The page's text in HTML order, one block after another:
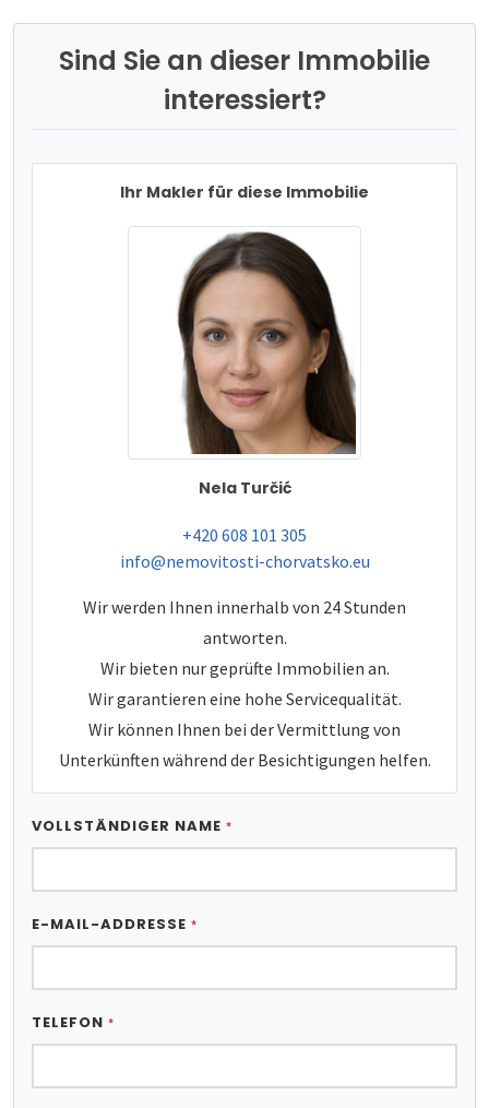
Sind Sie an dieser Immobilie
interessiert?
Ihr Makler für diese Immobilie
Nela Turčić
tel:
+420 608 101 305
e-mail:
info@nemovitosti-chorvatsko.eu
Wir werden Ihnen innerhalb von 24 Stunden
antworten.
Wir bieten nur geprüfte Immobilien an.
Wir garantieren eine hohe Servicequalität.
Wir können Ihnen bei der Vermittlung von
Unterkünften während der Besichtigungen helfen.
VOLLSTÄNDIGER NAME *
E-MAIL-ADDRESSE *
TELEFON *